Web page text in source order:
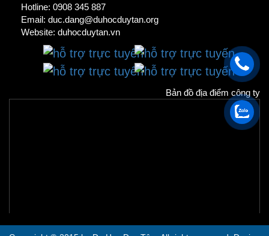
Hotline: 0908 345 887
Email: duc.dang@duhocduytan.org
Website: duhocduytan.vn
Bản đồ địa điểm công ty